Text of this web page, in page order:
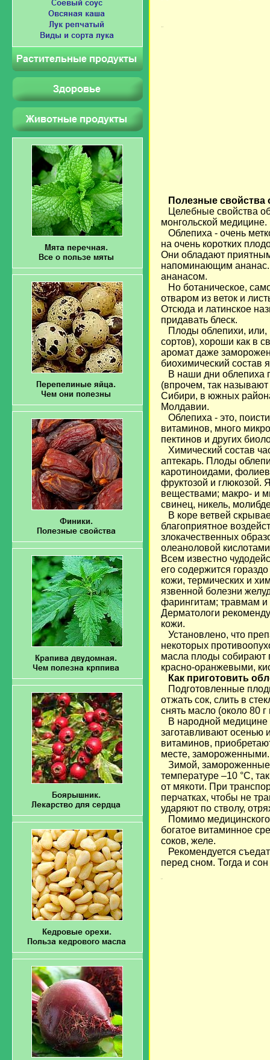
Полезные свойства
Целебные свойства
монгольской медицине.
Облепиха - очень
на очень коротких
Они обладают
напоминающим ананас.
ананасом.
Но ботаническое,
отваром из веток и
Отсюда и латинское
придавать блеск.
Плоды облепихи, или,
сортов), хороши как в
аромат даже
биохимический состав
В наши дни облепиха
(впрочем, так
Сибири, в южных
Молдавии.
Облепиха - это,
витаминов, много
пектинов и других
Химический состав
аптекарь. Плоды
каротиноидами,
фруктозой и глюкозой.
веществами; макро- и
свинец, никель,
В коре ветвей
благоприятное
злокачественных
олеаноловой
Всем известно
его содержится
кожи, термических и
язвенной болезни
фарингитам; травмам
Дерматологи
кожи.
Установлено, что
некоторых
масла плоды собирают
красно-оранжевыми,
Как приготовить
Подготовленные
отжать сок, слить в
снять масло (около 80
В народной медицине
заготавливают осенью
витаминов,
месте, замороженными.
Зимой, замороженные
температуре –10 °С,
от мякоти. При
перчатках, чтобы не
ударяют по стволу,
Помимо
богатое витаминное
соков, желе.
Рекомендуется
перед сном. Тогда и